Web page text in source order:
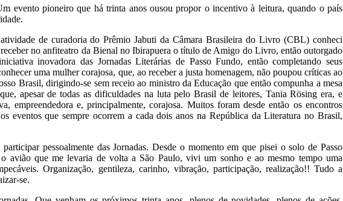
evento pioneiro que há trinta anos ousou propor o incentivo à leitura, quando o país
de curadoria do Prêmio Jabuti da Câmara Brasileira do Livro (CBL) conheci
no anfiteatro da Bienal no Ibirapuera o título de Amigo do Livro, então outorgado
inovadora das Jornadas Literárias de Passo Fundo, então completando seus
uma mulher corajosa, que, ao receber a justa homenagem, não poupou críticas ao
Brasil, dirigindo-se sem receio ao ministro da Educação que então compunha a mesa
apesar de todas as dificuldades na luta pelo Brasil de leitores, Tania Rösing era, e
empreendedora e, principalmente, corajosa. Muitos foram desde então os encontros
eventos que sempre ocorrem a cada dois anos na República da Literatura no Brasil,
pessoalmente das Jornadas. Desde o momento em que pisei o solo de Passo
avião que me levaria de volta a São Paulo, vivi um sonho e ao mesmo tempo uma
Organização, gentileza, carinho, vibração, participação, realização!! Tudo a
se.